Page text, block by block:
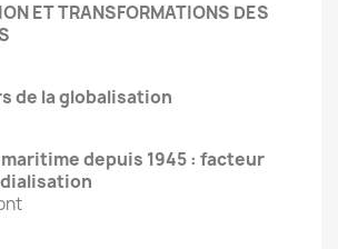
ET TRANSFORMATIONS DES
de la globalisation
depuis 1945 : facteur